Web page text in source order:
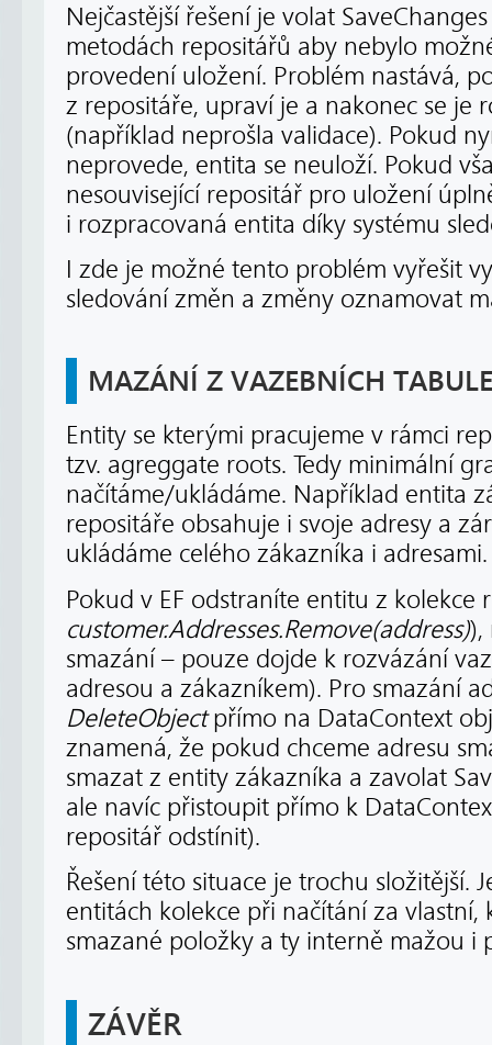
Nejčastější řešení je volat
metodách repositářů aby nebylo
provedení uložení. Problém nastává,
z repositáře, upraví je a nakonec se je
(například neprošla validace). Pokud
neprovede, entita se neuloží. Pokud
nesouvisející repositář pro uložení
i rozpracovaná entita díky systému
I zde je možné tento problém vyřešit
sledování změn a změny oznamovat
MAZÁNÍ Z VAZEBNÍCH
Entity se kterými pracujeme v rámci
tzv. agreggate roots. Tedy minimální
načítáme/ukládáme. Například entita
repositáře obsahuje i svoje adresy a
ukládáme celého zákazníka i adresami.
Pokud v EF odstraníte entitu z kolekce
customer.Addresses.Remove(address)),
smazání – pouze dojde k rozvázání
adresou a zákazníkem). Pro smazání
DeleteObjectpřímo na DataContext
znamená, že pokud chceme adresu
smazat z entity zákazníka a zavolat
ale navíc přistoupit přímo k
repositář odstínit).
Řešení této situace je trochu složitější.
entitách kolekce při načítání za vlastní,
smazané položky a ty interně mažou i
ZÁVĚR